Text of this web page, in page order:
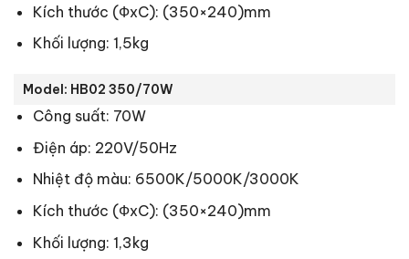
Kích thước (ФxC): (350×240)mm
Khối lượng: 1,5kg
Model: HB02 350/70W
Công suất: 70W
Điện áp: 220V/50Hz
Nhiệt độ màu: 6500K/5000K/3000K
Kích thước (ФxC): (350×240)mm
Khối lượng: 1,3kg